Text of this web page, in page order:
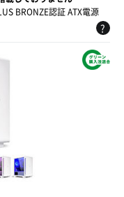
BRONZE認証 ATX電源
?